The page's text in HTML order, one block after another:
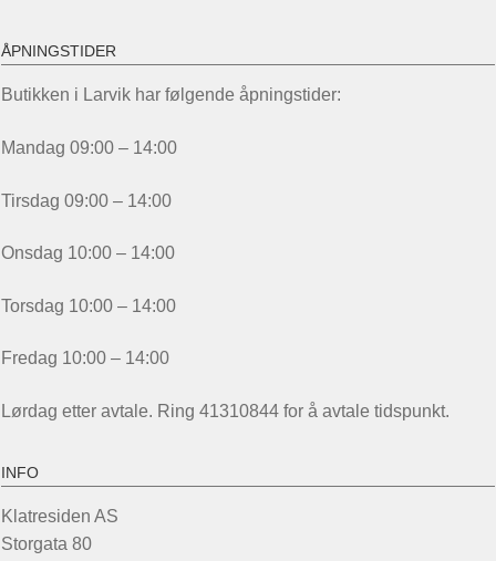
ÅPNINGSTIDER
Butikken i Larvik har følgende åpningstider:
Mandag 09:00 – 14:00
Tirsdag 09:00 – 14:00
Onsdag 10:00 – 14:00
Torsdag 10:00 – 14:00
Fredag 10:00 – 14:00
Lørdag etter avtale. Ring 41310844 for å avtale tidspunkt.
INFO
Klatresiden AS
Storgata 80